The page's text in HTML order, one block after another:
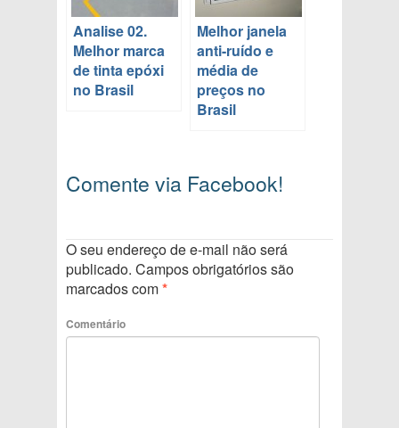
Analise 02.
Melhor marca
de tinta epóxi
no Brasil
Melhor janela
anti-ruído e
média de
preços no
Brasil
Comente via Facebook!
O seu endereço de e-mail não será
publicado. Campos obrigatórios são
marcados com*
Comentário